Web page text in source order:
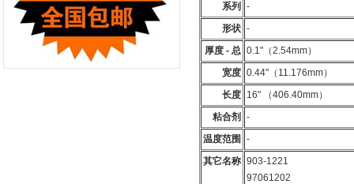
系列
-
形状 -
厚度 - 总 0.1"（2.54mm）
宽度 0.44"（11.176mm）
长度 16" （406.40mm）
粘合剂
-
温度范围
-
其它名称 903-1221
97061202